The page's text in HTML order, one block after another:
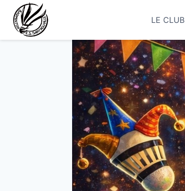
contenu
LE CLUB